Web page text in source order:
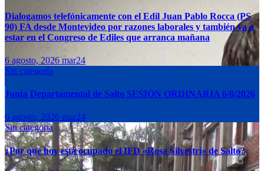
Dialogamos telefónicamente con el Edil Juan Pablo Rocca (PS
90) FA desde Montevideo por razones laborales y también va a
estar en el Congreso de Ediles que arranca mañana
6 agosto, 2026 mar24
Sin categoría
Junta Departamental de Salto SESIÓN ORDINARIA 6/8/2026
6 agosto, 2026 mar24
Sin categoría
¿Por qué hoy está ocupado el IFD «Rosa Silvestri» de Salto?